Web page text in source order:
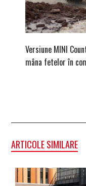
Versiune MINI
mâna fetelor în
ARTICOLE SIMILARE